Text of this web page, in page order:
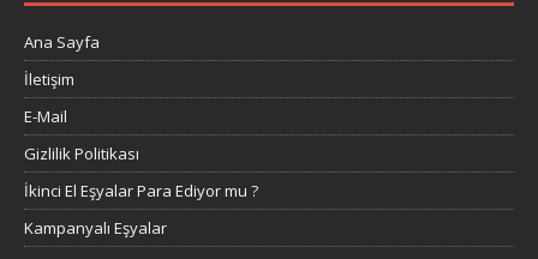
Ana Sayfa
İletişim
E-Mail
Gizlilik Politikası
İkinci El Eşyalar Para Ediyor mu ?
Kampanyalı Eşyalar